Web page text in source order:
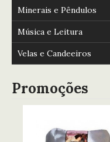
Minerais e Pêndulos
Música e Leitura
Velas e Candeeiros
Promoções